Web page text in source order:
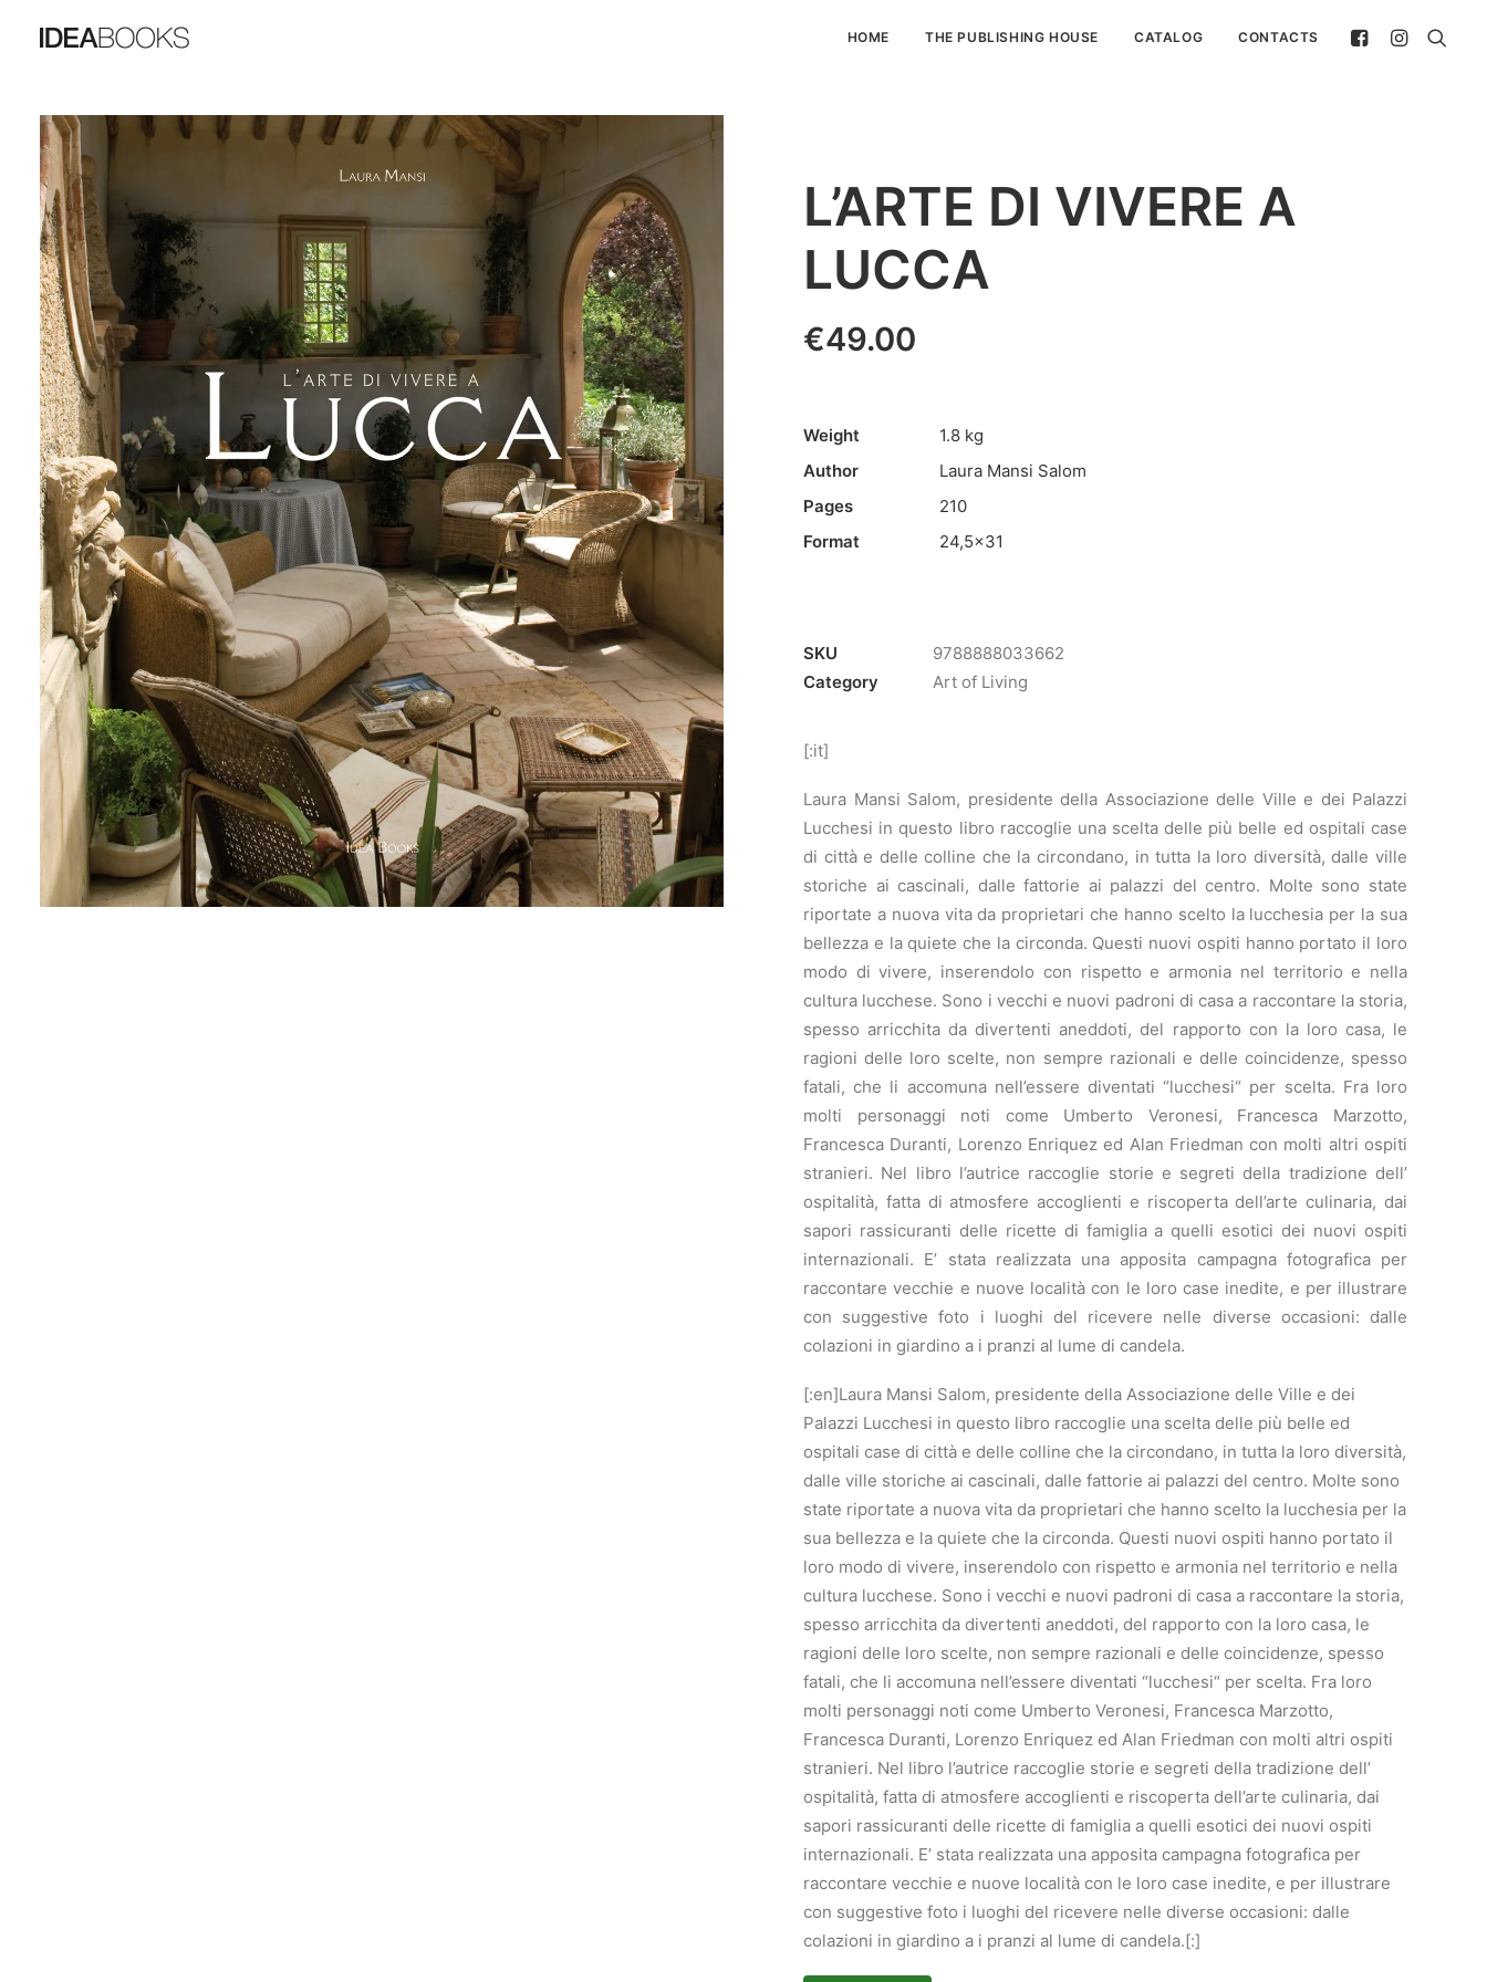
HOME THE PUBLISHING HOUSE CATALOG CONTACTS
L’ARTE DI VIVERE A
LUCCA
€49.00
Weight
1.8 kg
Author
Laura Mansi Salom
Pages
210
Format
24,5×31
SKU
9788888033662
Category
Art of Living
[:it]
Laura Mansi Salom, presidente della Associazione delle Ville e dei Palazzi
Lucchesi in questo libro raccoglie una scelta delle più belle ed ospitali case
di città e delle colline che la circondano, in tutta la loro diversità, dalle ville
storiche ai cascinali, dalle fattorie ai palazzi del centro. Molte sono state
riportate a nuova vita da proprietari che hanno scelto la lucchesia per la sua
bellezza e la quiete che la circonda. Questi nuovi ospiti hanno portato il loro
modo di vivere, inserendolo con rispetto e armonia nel territorio e nella
cultura lucchese. Sono i vecchi e nuovi padroni di casa a raccontare la storia,
spesso arricchita da divertenti aneddoti, del rapporto con la loro casa, le
ragioni delle loro scelte, non sempre razionali e delle coincidenze, spesso
fatali, che li accomuna nell’essere diventati “lucchesi“ per scelta. Fra loro
molti personaggi noti come Umberto Veronesi, Francesca Marzotto,
Francesca Duranti, Lorenzo Enriquez ed Alan Friedman con molti altri ospiti
stranieri. Nel libro l’autrice raccoglie storie e segreti della tradizione dell’
ospitalità, fatta di atmosfere accoglienti e riscoperta dell’arte culinaria, dai
sapori rassicuranti delle ricette di famiglia a quelli esotici dei nuovi ospiti
internazionali. E’ stata realizzata una apposita campagna fotografica per
raccontare vecchie e nuove località con le loro case inedite, e per illustrare
con suggestive foto i luoghi del ricevere nelle diverse occasioni: dalle
colazioni in giardino a i pranzi al lume di candela.
[:en]Laura Mansi Salom, presidente della Associazione delle Ville e dei
Palazzi Lucchesi in questo libro raccoglie una scelta delle più belle ed
ospitali case di città e delle colline che la circondano, in tutta la loro diversità,
dalle ville storiche ai cascinali, dalle fattorie ai palazzi del centro. Molte sono
state riportate a nuova vita da proprietari che hanno scelto la lucchesia per la
sua bellezza e la quiete che la circonda. Questi nuovi ospiti hanno portato il
loro modo di vivere, inserendolo con rispetto e armonia nel territorio e nella
cultura lucchese. Sono i vecchi e nuovi padroni di casa a raccontare la storia,
spesso arricchita da divertenti aneddoti, del rapporto con la loro casa, le
ragioni delle loro scelte, non sempre razionali e delle coincidenze, spesso
fatali, che li accomuna nell’essere diventati “lucchesi“ per scelta. Fra loro
molti personaggi noti come Umberto Veronesi, Francesca Marzotto,
Francesca Duranti, Lorenzo Enriquez ed Alan Friedman con molti altri ospiti
stranieri. Nel libro l’autrice raccoglie storie e segreti della tradizione dell’
ospitalità, fatta di atmosfere accoglienti e riscoperta dell’arte culinaria, dai
sapori rassicuranti delle ricette di famiglia a quelli esotici dei nuovi ospiti
internazionali. E’ stata realizzata una apposita campagna fotografica per
raccontare vecchie e nuove località con le loro case inedite, e per illustrare
con suggestive foto i luoghi del ricevere nelle diverse occasioni: dalle
colazioni in giardino a i pranzi al lume di candela.[:]